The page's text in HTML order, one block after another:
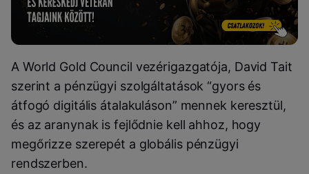
A World Gold Council vezérigazgatója, David Tait
szerint a pénzügyi szolgáltatások “gyors és
átfogó digitális átalakuláson” mennek keresztül,
és az aranynak is fejlődnie kell ahhoz, hogy
megőrizze szerepét a globális pénzügyi
rendszerben.